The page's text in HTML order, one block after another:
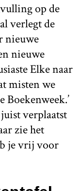
op de
verlegt de
nieuwe
nieuwe
Elke naar
misten we
verplaatst
zie het
je vrij voor